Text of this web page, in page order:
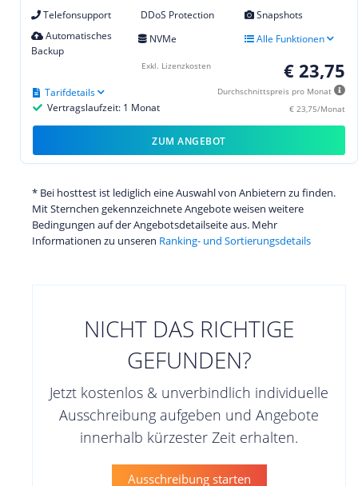
Telefonsupport DDoS Protection
Snapshots
Automatisches
Backup
NVMe Alle Funktionen
€ 23,75
Durchschnittspreis pro Monat
€ 23,75/Monat
Vertragslaufzeit: 1 Monat
Tarifdetails
Exkl. Lizenzkosten
ZUM ANGEBOT
* Bei hosttest ist lediglich eine Auswahl von Anbietern zu finden.
Mit Sternchen gekennzeichnete Angebote weisen weitere
Bedingungen auf der Angebotsdetailseite aus. Mehr
Informationen zu unseren Ranking- und Sortierungsdetails
NICHT DAS RICHTIGE
GEFUNDEN?
Jetzt kostenlos & unverbindlich individuelle
Ausschreibung aufgeben und Angebote
innerhalb kürzester Zeit erhalten.
Ausschreibung starten